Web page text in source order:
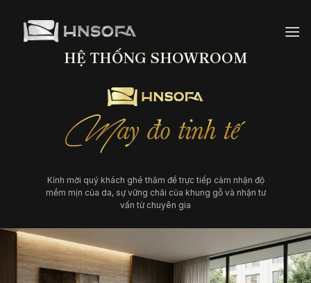
HỆ THỐNG SHOWROOM
Kính mời quý khách ghé thăm để trực tiếp cảm nhận độ
mềm mịn của da, sự vững chãi của khung gỗ và nhận tư
vấn từ chuyên gia